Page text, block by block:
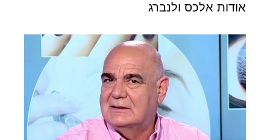
אודות אלכס ולנברג